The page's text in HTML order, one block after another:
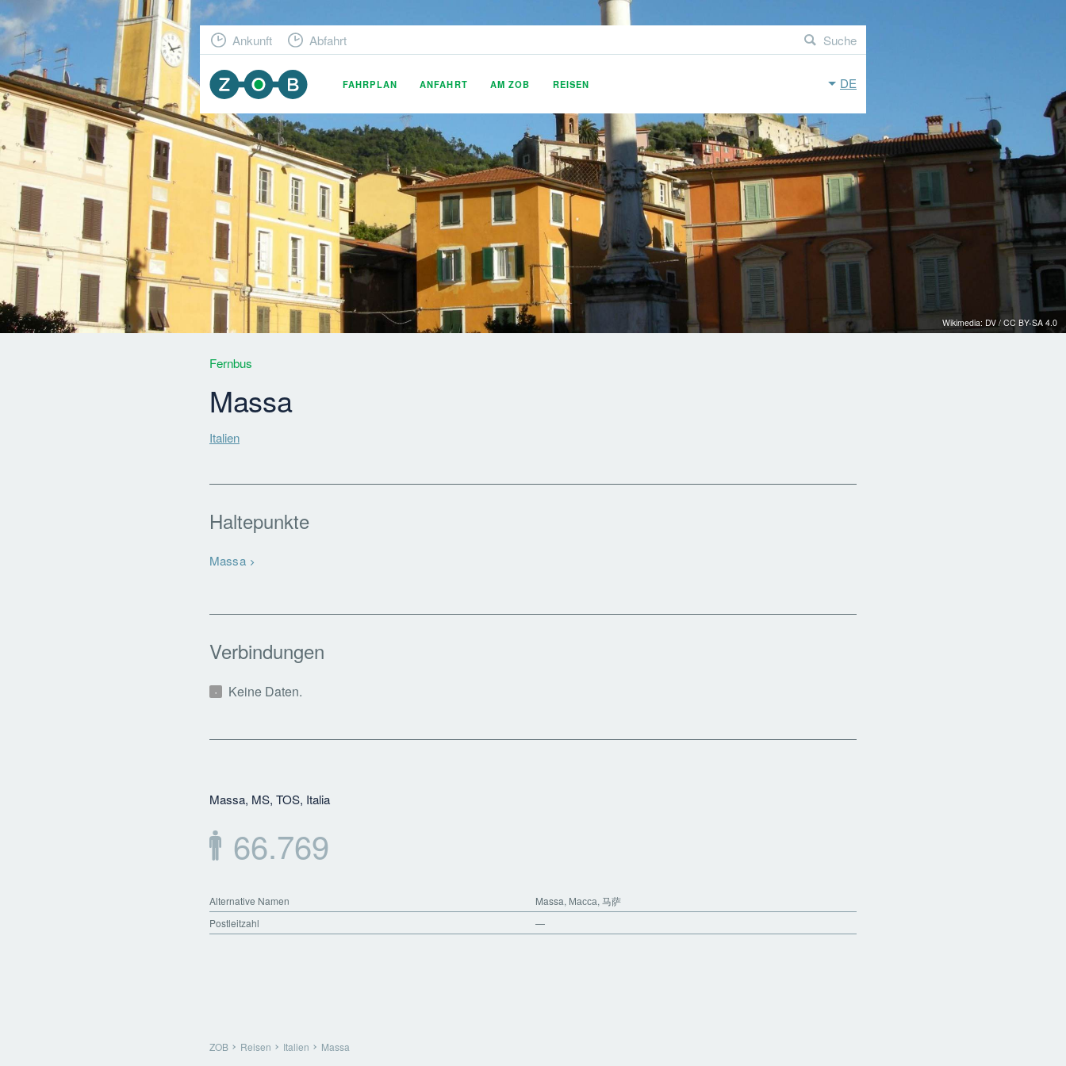
DE
FAHRPLAN ANFAHRT AM ZOB REISEN
Ankunft Abfahrt Suche
Wikimedia: DV / CC BY-SA 4.0
Fernbus
Massa
Italien
Haltepunkte
Massa
Verbindungen
Keine Daten.
Massa, MS, TOS, Italia
66.769
Alternative Namen
Massa, Масса, 马萨
Postleitzahl
—
ZOB Reisen Italien Massa